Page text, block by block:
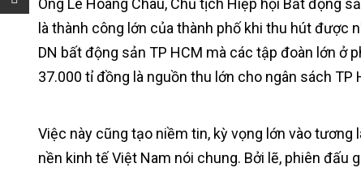
là thành công lớn của thành phố khi thu hút được
DN bất động sản TP HCM mà các tập đoàn lớn ở
37.000 tỉ đồng là nguồn thu lớn cho ngân sách
Việc này cũng tạo niềm tin, kỳ vọng lớn vào
nền kinh tế Việt Nam nói chung. Bởi lẽ, phiên